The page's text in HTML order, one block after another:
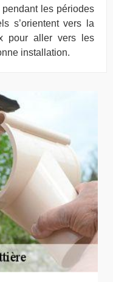
les périodes
s’orientent vers la
pour aller vers les
installation.